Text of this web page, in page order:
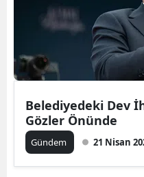
Belediyedeki Dev
Gözler Önünde
Gündem 21 Nisan